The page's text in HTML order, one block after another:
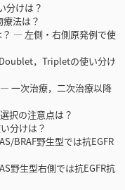
けは？
法は？
― 左側・右側原発例で使
，Tripletの使い分け
一次治療，二次治療以降
択の注意点は？
分けは？
BRAF野生型では抗EGFR
生型右側では抗EGFR抗